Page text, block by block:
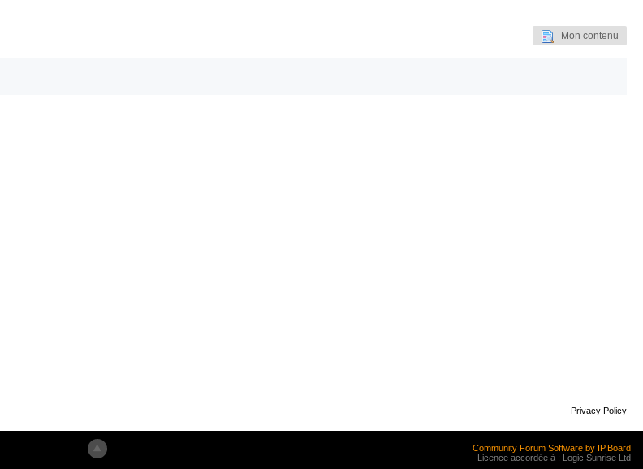
Mon contenu
Privacy Policy
Community Forum Software by IP.Board
Licence accordée à : Logic Sunrise Ltd